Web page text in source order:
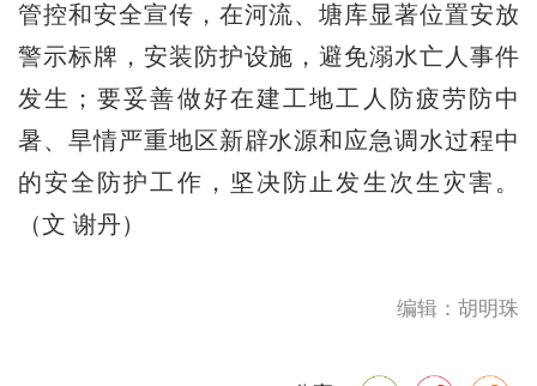
管控和安全宣传，在河流、塘库显著位置安放
警示标牌，安装防护设施，避免溺水亡人事件
发生；要妥善做好在建工地工人防疲劳防中
暑、旱情严重地区新辟水源和应急调水过程中
的安全防护工作，坚决防止发生次生灾害。
（文 谢丹）
编辑：胡明珠